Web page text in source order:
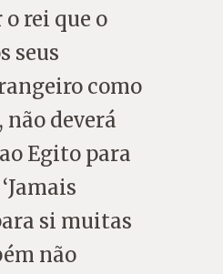
rei que o
seus
como
não deverá
Egito para
si muitas
não